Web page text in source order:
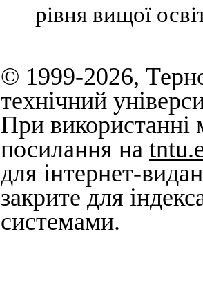
рівня вищої
© 1999-2026,
технічний
При використанні
посилання на
для інтернет-
закрите для
системами.